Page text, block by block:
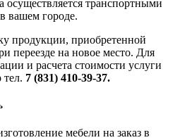
осуществляется транспортными
вашем городе.
продукции, приобретенной
переезде на новое место. Для
и расчета стоимости услуги
тел. 7 (831) 410-39-37.
мебели на заказ в